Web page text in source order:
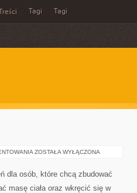
Tagi Tagi
TRENINGI
ZOSTAŁA WYŁĄCZONA
dla osób, które chcą zbudować
masę ciała oraz wkręcić się w